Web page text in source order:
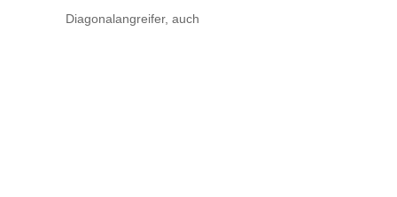
Diagonalangreifer, auch